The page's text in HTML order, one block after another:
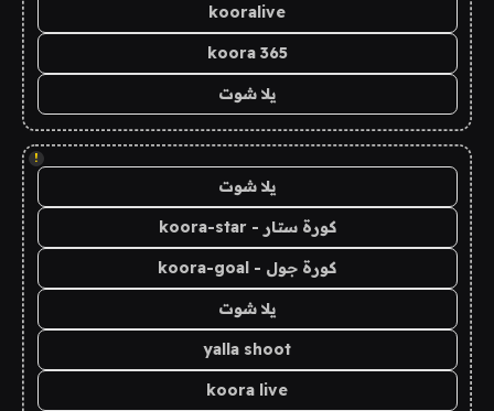
kooralive
koora 365
يلا شوت
!
يلا شوت
كورة ستار - koora-star
كورة جول - koora-goal
يلا شوت
yalla shoot
koora live